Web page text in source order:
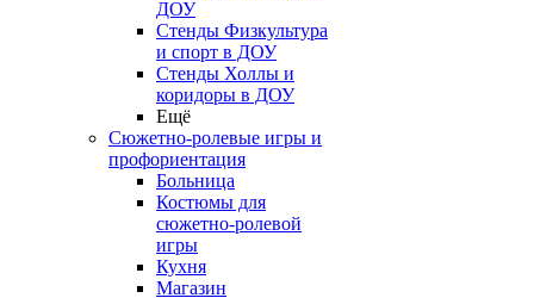
ДОУ
Стенды Физкультура
и спорт в ДОУ
Стенды Холлы и
коридоры в ДОУ
Ещё
Сюжетно-ролевые игры и
профориентация
Больница
Костюмы для
сюжетно-ролевой
игры
Кухня
Магазин